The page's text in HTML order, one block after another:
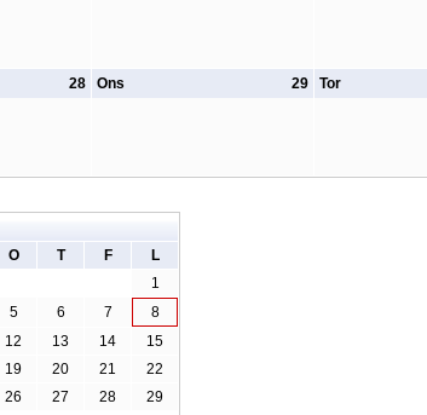
28 29
Ons Tor
O T F L
1
5 6 7 8
12 13 14 15
19 20 21 22
26 27 28 29